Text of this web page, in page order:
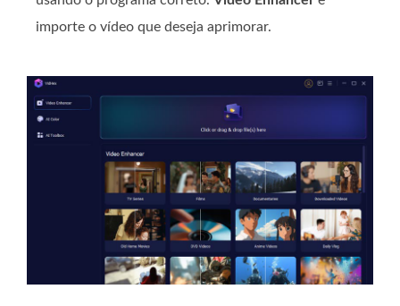
importe o vídeo que deseja aprimorar.